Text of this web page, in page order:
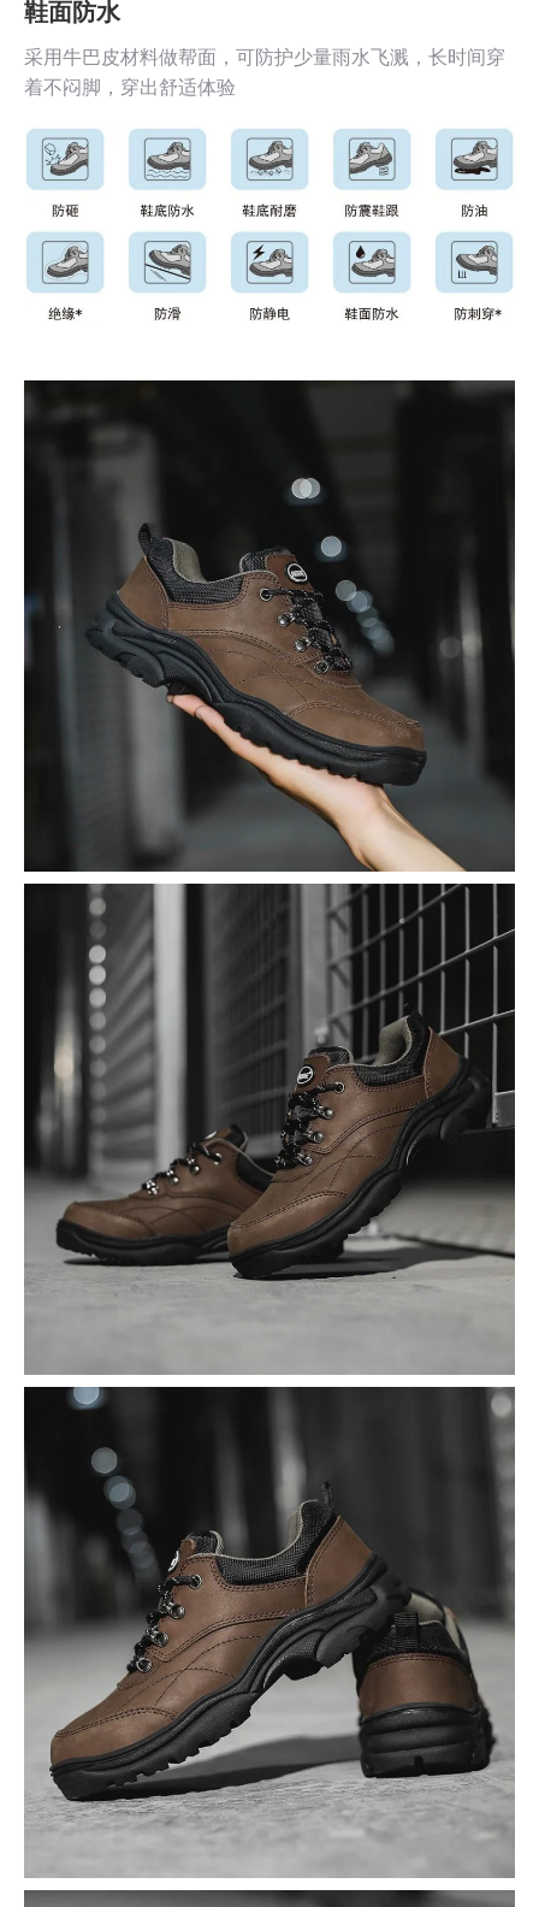
鞋面防水
采用牛巴皮材料做帮面，可防护少量雨水飞溅，长时间穿
着不闷脚，穿出舒适体验